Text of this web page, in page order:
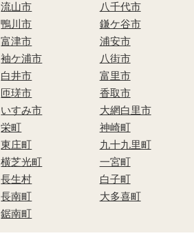
流山市
八千代市
鴨川市
鎌ケ谷市
富津市
浦安市
袖ケ浦市
八街市
白井市
富里市
匝瑳市
香取市
いすみ市
大網白里市
栄町
神崎町
東庄町
九十九里町
横芝光町
一宮町
長生村
白子町
長南町
大多喜町
鋸南町